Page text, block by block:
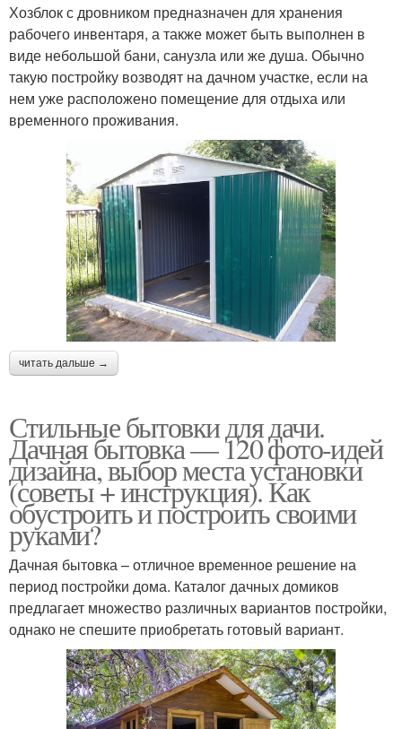
Хозблок с дровником предназначен для хранения
рабочего инвентаря, а также может быть выполнен в
виде небольшой бани, санузла или же душа. Обычно
такую постройку возводят на дачном участке, если на
нем уже расположено помещение для отдыха или
временного проживания.
читать дальше →
Стильные бытовки для дачи.
Дачная бытовка — 120 фото-идей
дизайна, выбор места установки
(советы + инструкция). Как
обустроить и построить своими
руками?
Дачная бытовка – отличное временное решение на
период постройки дома. Каталог дачных домиков
предлагает множество различных вариантов постройки,
однако не спешите приобретать готовый вариант.